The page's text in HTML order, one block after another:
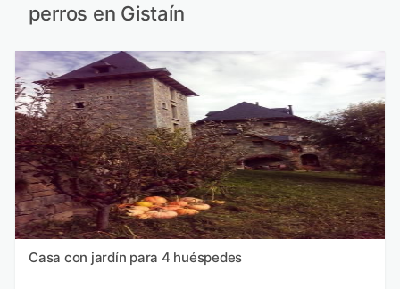
perros en Gistaín
Casa con jardín para 4 huéspedes